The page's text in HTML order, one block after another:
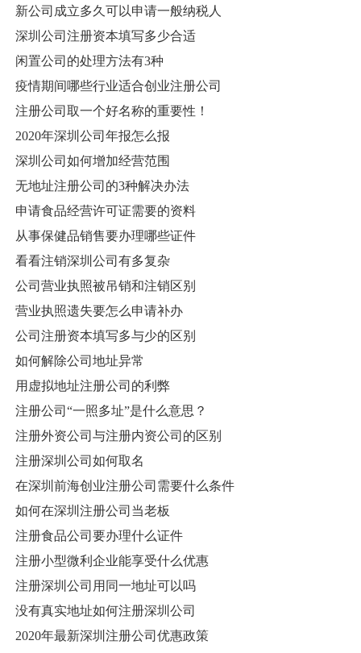
新公司成立多久可以申请一般纳税人
深圳公司注册资本填写多少合适
闲置公司的处理方法有3种
疫情期间哪些行业适合创业注册公司
注册公司取一个好名称的重要性！
2020年深圳公司年报怎么报
深圳公司如何增加经营范围
无地址注册公司的3种解决办法
申请食品经营许可证需要的资料
从事保健品销售要办理哪些证件
看看注销深圳公司有多复杂
公司营业执照被吊销和注销区别
营业执照遗失要怎么申请补办
公司注册资本填写多与少的区别
如何解除公司地址异常
用虚拟地址注册公司的利弊
注册公司“一照多址”是什么意思？
注册外资公司与注册内资公司的区别
注册深圳公司如何取名
在深圳前海创业注册公司需要什么条件
如何在深圳注册公司当老板
注册食品公司要办理什么证件
注册小型微利企业能享受什么优惠
注册深圳公司用同一地址可以吗
没有真实地址如何注册深圳公司
2020年最新深圳注册公司优惠政策